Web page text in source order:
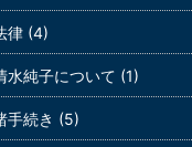
律 (4)
水純子について (1)
手続き (5)